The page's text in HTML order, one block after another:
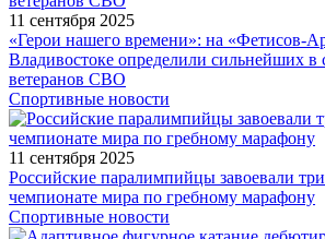
11 сентября 2025
«Герои нашего времени»: на «Фетисов-
Владивостоке определили сильнейших в
ветеранов СВО
Спортивные новости
11 сентября 2025
Российские паралимпийцы завоевали
чемпионате мира по гребному марафону
Спортивные новости